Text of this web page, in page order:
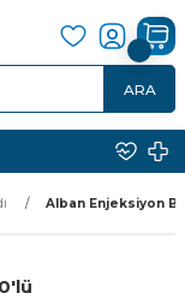
ARA
Alban Enjeksiyon